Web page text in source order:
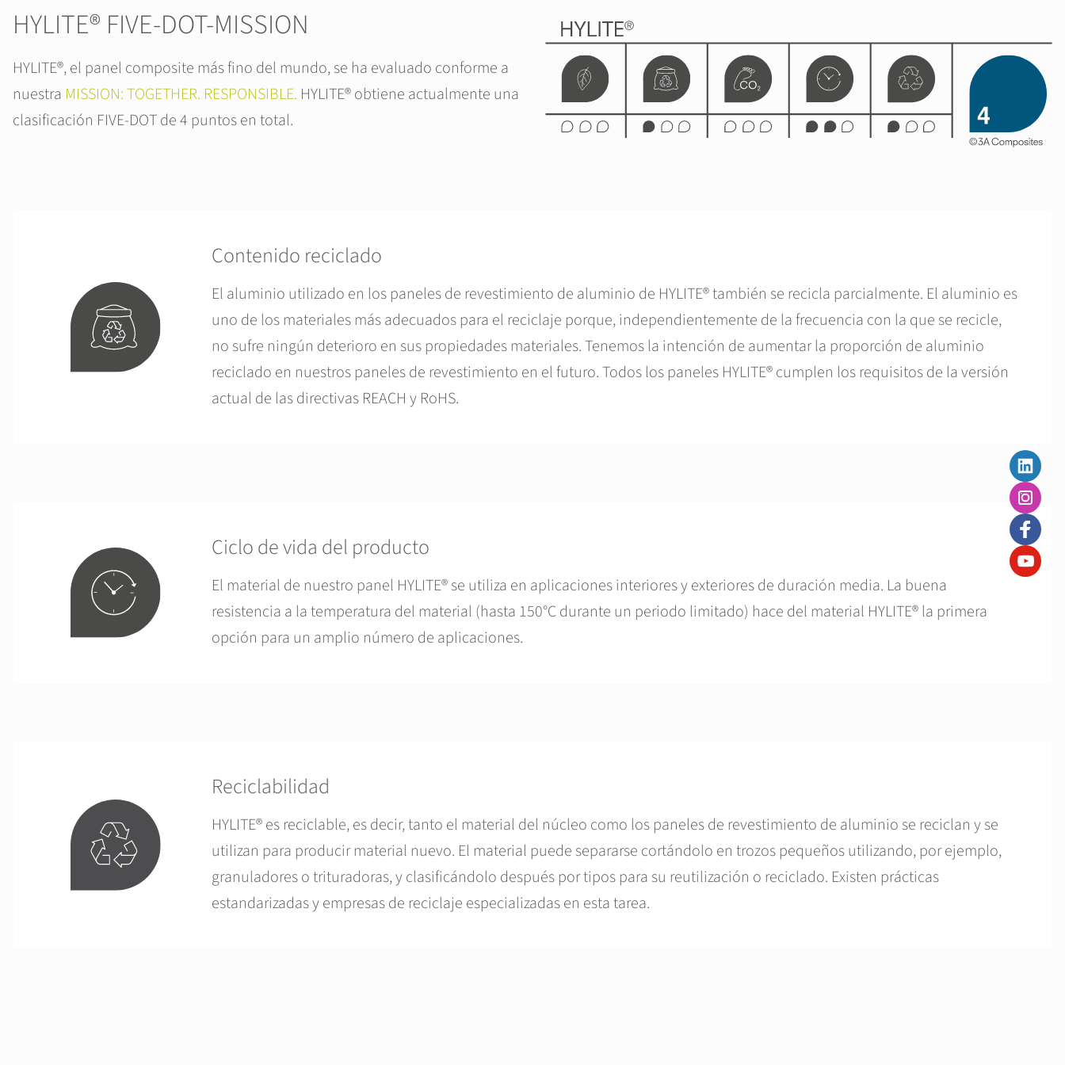
HYLITE® FIVE-DOT-MISSION
HYLITE®, el panel composite más fino del mundo, se ha evaluado conforme a
nuestra MISSION: TOGETHER. RESPONSIBLE. HYLITE® obtiene actualmente una
clasificación FIVE-DOT de 4 puntos en total.
Contenido reciclado
El aluminio utilizado en los paneles de revestimiento de aluminio de HYLITE® también se recicla parcialmente. El aluminio es
uno de los materiales más adecuados para el reciclaje porque, independientemente de la frecuencia con la que se recicle,
no sufre ningún deterioro en sus propiedades materiales. Tenemos la intención de aumentar la proporción de aluminio
reciclado en nuestros paneles de revestimiento en el futuro. Todos los paneles HYLITE® cumplen los requisitos de la versión
actual de las directivas REACH y RoHS.
Ciclo de vida del producto
El material de nuestro panel HYLITE® se utiliza en aplicaciones interiores y exteriores de duración media. La buena
resistencia a la temperatura del material (hasta 150°C durante un periodo limitado) hace del material HYLITE® la primera
opción para un amplio número de aplicaciones.
Reciclabilidad
HYLITE® es reciclable, es decir, tanto el material del núcleo como los paneles de revestimiento de aluminio se reciclan y se
utilizan para producir material nuevo. El material puede separarse cortándolo en trozos pequeños utilizando, por ejemplo,
granuladores o trituradoras, y clasificándolo después por tipos para su reutilización o reciclado. Existen prácticas
estandarizadas y empresas de reciclaje especializadas en esta tarea.